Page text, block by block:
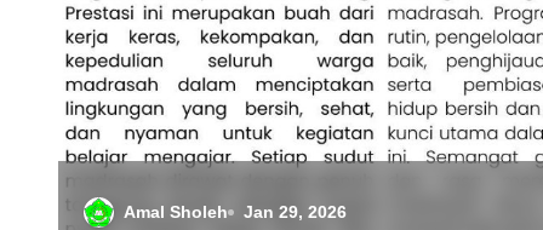
Amal Sholeh Des 9, 2025